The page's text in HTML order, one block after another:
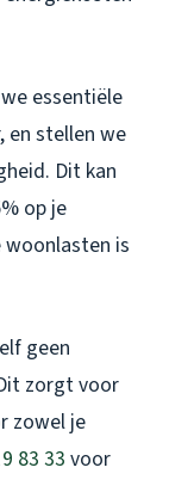
essentiële
en stellen we
Dit kan
op je
is
geen
zorgt voor
zowel je
83 33voor